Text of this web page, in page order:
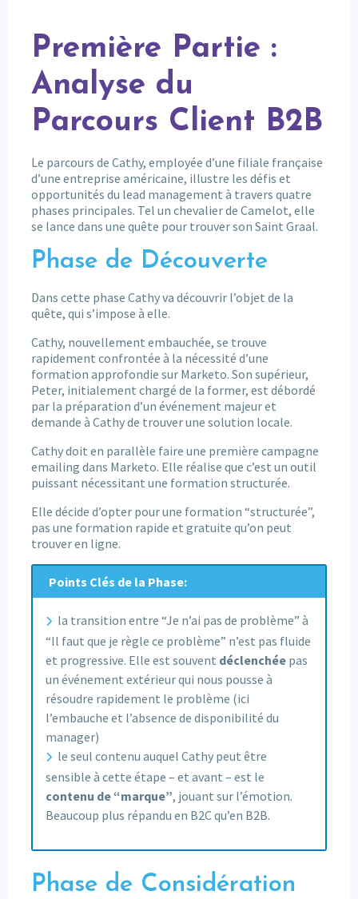
Première Partie :
Analyse du
Parcours Client B2B
Le parcours de Cathy, employée d’une filiale française
d’une entreprise américaine, illustre les défis et
opportunités du lead management à travers quatre
phases principales. Tel un chevalier de Camelot, elle
se lance dans une quête pour trouver son Saint Graal.
Phase de Découverte
Dans cette phase Cathy va découvrir l’objet de la
quête, qui s’impose à elle.
Cathy, nouvellement embauchée, se trouve
rapidement confrontée à la nécessité d’une
formation approfondie sur Marketo. Son supérieur,
Peter, initialement chargé de la former, est débordé
par la préparation d’un événement majeur et
demande à Cathy de trouver une solution locale.
Cathy doit en parallèle faire une première campagne
emailing dans Marketo. Elle réalise que c’est un outil
puissant nécessitant une formation structurée.
Elle décide d’opter pour une formation “structurée”,
pas une formation rapide et gratuite qu’on peut
trouver en ligne.
Points Clés de la Phase:
la transition entre “Je n’ai pas de problème” à
“Il faut que je règle ce problème” n’est pas fluide
et progressive. Elle est souvent déclenchéepas
un événement extérieur qui nous pousse à
résoudre rapidement le problème (ici
l’embauche et l’absence de disponibilité du
manager)
le seul contenu auquel Cathy peut être
sensible à cette étape – et avant – est le
contenu de “marque”, jouant sur l’émotion.
Beaucoup plus répandu en B2C qu’en B2B.
Phase de Considération